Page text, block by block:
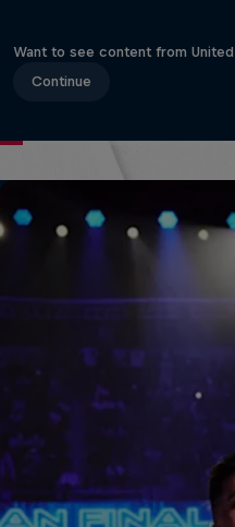
Want to see content from
Continue